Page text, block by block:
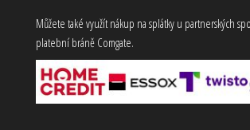
Můžete také využít nákup na splátky u partnerských
platební bráně Comgate.